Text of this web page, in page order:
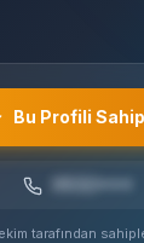
Bu Profili
tarafından